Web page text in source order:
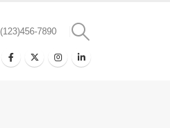
(123)456-7890